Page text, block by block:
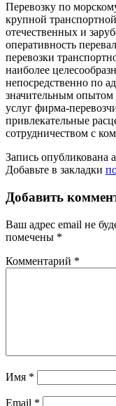
Перевозку по
крупной
отечественных и
оперативность
перевозки
наиболее
непосредственно по
значительным опытом
услуг фирма-
привлекательные
сотрудничеством с
Запись опубликована
Добавьте в закладки
Добавить
Ваш адрес email не
помечены *
Комментарий *
Имя *
Email *